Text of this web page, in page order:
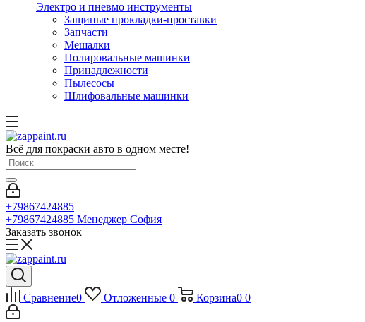
Электро и пневмо инструменты
Защиные прокладки-проставки
Запчасти
Мешалки
Полировальные машинки
Принадлежности
Пылесосы
Шлифовальные машинки
Всё для покраски авто в одном месте!
+79867424885
+79867424885 Менеджер София
Заказать звонок
Сравнение0 Отложенные 0 Корзина0 0